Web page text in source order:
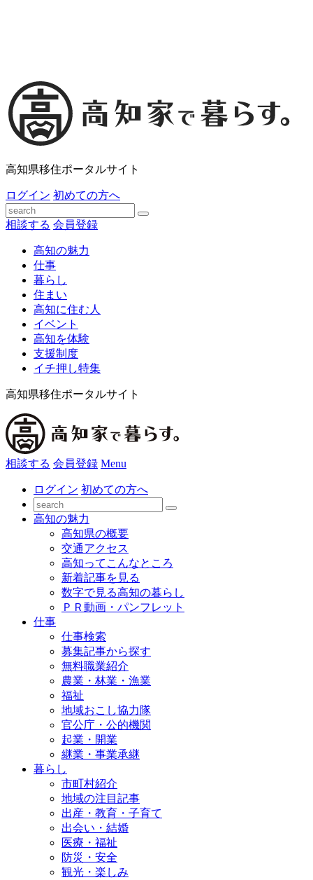
高知県移住ポータルサイト
ログイン 初めての方へ
相談する 会員登録
高知の魅力
仕事
暮らし
住まい
高知に住む人
イベント
高知を体験
支援制度
イチ押し特集
高知県移住ポータルサイト
相談する 会員登録 Menu
ログイン 初めての方へ
高知の魅力
高知県の概要
交通アクセス
高知ってこんなところ
新着記事を見る
数字で見る高知の暮らし
ＰＲ動画・パンフレット
仕事
仕事検索
募集記事から探す
無料職業紹介
農業・林業・漁業
福祉
地域おこし協力隊
官公庁・公的機関
起業・開業
継業・事業承継
暮らし
市町村紹介
地域の注目記事
出産・教育・子育て
出会い・結婚
医療・福祉
防災・安全
観光・楽しみ